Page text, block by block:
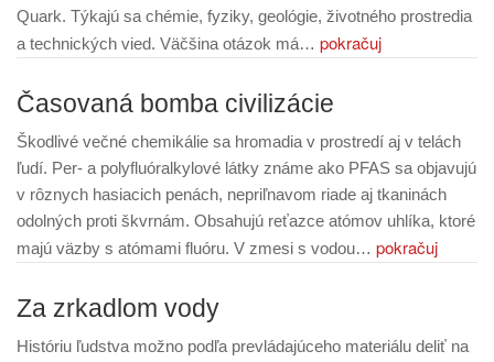
Quark. Týkajú sa chémie, fyziky, geológie, životného prostredia
a technických vied. Väčšina otázok má… pokračuj
Časovaná bomba civilizácie
Škodlivé večné chemikálie sa hromadia v prostredí aj v telách
ľudí. Per- a polyfluóralkylové látky známe ako PFAS sa objavujú
v rôznych hasiacich penách, nepriľnavom riade aj tkaninách
odolných proti škvrnám. Obsahujú reťazce atómov uhlíka, ktoré
majú väzby s atómami fluóru. V zmesi s vodou… pokračuj
Za zrkadlom vody
Históriu ľudstva možno podľa prevládajúceho materiálu deliť na